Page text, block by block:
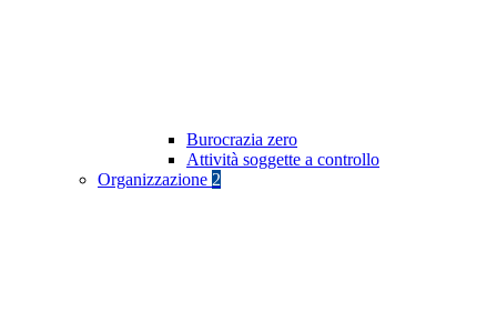
Burocrazia zero
Attività soggette a controllo
Organizzazione 2